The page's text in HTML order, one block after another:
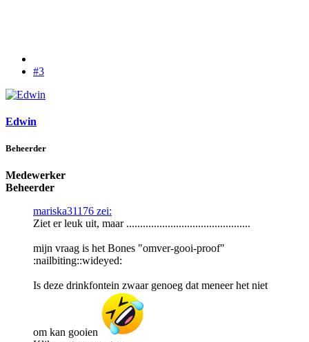
#3
Edwin
Beheerder
Medewerker
Beheerder
mariska31176 zei:
Ziet er leuk uit, maar .............................................
mijn vraag is het Bones "omver-gooi-proof"
:nailbiting::wideyed:
Is deze drinkfontein zwaar genoeg dat meneer het niet
om kan gooien